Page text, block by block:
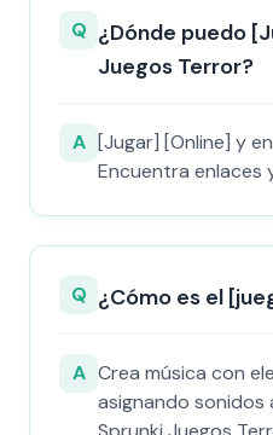
Q ¿Dónde puedo
Juegos Terror?
A [Jugar] [Online] y
Encuentra enlaces
Q ¿Cómo es el
A Crea música con
asignando sonidos